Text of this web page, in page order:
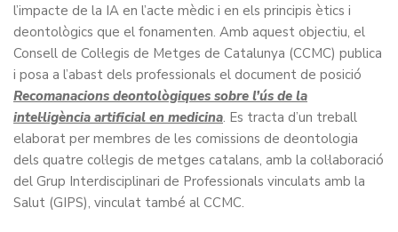
l’impacte de la IA en l’acte mèdic i en els principis ètics i
deontològics que el fonamenten. Amb aquest objectiu, el
Consell de Col·legis de Metges de Catalunya (CCMC) publica
i posa a l’abast dels professionals el document de posició
Recomanacions deontològiques sobre l’ús de la
intel·ligència artificial en medicina. Es tracta d’un treball
elaborat per membres de les comissions de deontologia
dels quatre col·legis de metges catalans, amb la col·laboració
del Grup Interdisciplinari de Professionals vinculats amb la
Salut (GIPS), vinculat també al CCMC.